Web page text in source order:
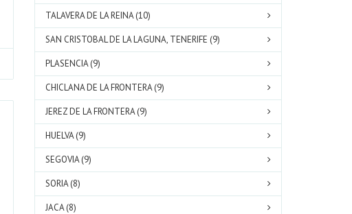
TALAVERA DE LA REINA (10)
SAN CRISTOBAL DE LA LAGUNA, TENERIFE (9)
PLASENCIA (9)
CHICLANA DE LA FRONTERA (9)
JEREZ DE LA FRONTERA (9)
HUELVA (9)
SEGOVIA (9)
SORIA (8)
JACA (8)